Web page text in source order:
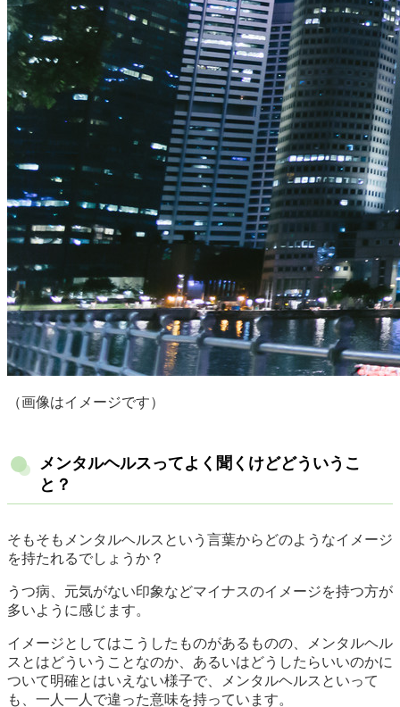
（画像はイメージです）
メンタルヘルスってよく聞くけどどういうこ
と？
そもそもメンタルヘルスという言葉からどのようなイメージ
を持たれるでしょうか？
うつ病、元気がない印象などマイナスのイメージを持つ方が
多いように感じます。
イメージとしてはこうしたものがあるものの、メンタルヘル
スとはどういうことなのか、あるいはどうしたらいいのかに
ついて明確とはいえない様子で、メンタルヘルスといって
も、一人一人で違った意味を持っています。